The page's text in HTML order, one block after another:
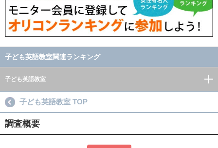
子ども英語教室関連ランキング
子ども英語教室
子ども英語教室 TOP
調査概要